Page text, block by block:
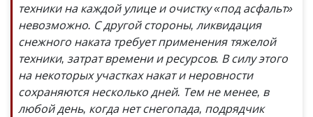
техники на каждой улице и очистку «под асфальт»
невозможно. С другой стороны, ликвидация
снежного наката требует применения тяжелой
техники, затрат времени и ресурсов. В силу этого
на некоторых участках накат и неровности
сохраняются несколько дней. Тем не менее, в
любой день, когда нет снегопада, подрядчик